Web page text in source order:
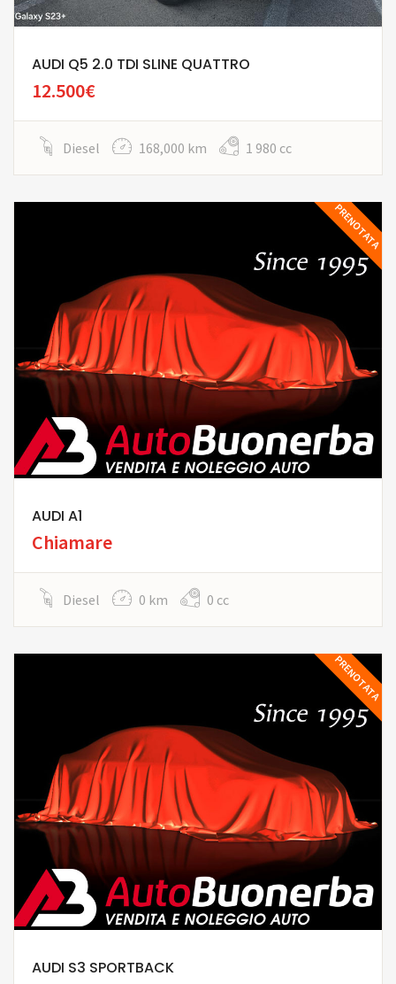
AUDI Q5 2.0 TDI SLINE QUATTRO
12.500€
Diesel 168,000 km 1 980 cc
PRENOTATA
AUDI A1
Chiamare
Diesel 0 km 0 cc
PRENOTATA
AUDI S3 SPORTBACK